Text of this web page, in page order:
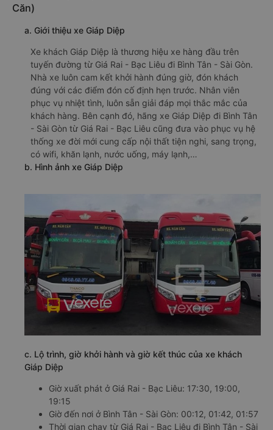
Căn)
a. Giới thiệu xe Giáp Diệp
Xe khách Giáp Diệp là thương hiệu xe hàng đầu trên
tuyến đường từ Giá Rai - Bạc Liêu đi Bình Tân - Sài Gòn.
Nhà xe luôn cam kết khởi hành đúng giờ, đón khách
đúng với các điểm đón cố định hẹn trước. Nhân viên
phục vụ nhiệt tình, luôn sẵn giải đáp mọi thắc mắc của
khách hàng. Bên cạnh đó, hãng xe Giáp Diệp đi Bình Tân
- Sài Gòn từ Giá Rai - Bạc Liêu cũng đưa vào phục vụ hệ
thống xe đời mới cung cấp nội thất tiện nghi, sang trọng,
có wifi, khăn lạnh, nước uống, máy lạnh,…
b. Hình ảnh xe Giáp Diệp
c. Lộ trình, giờ khởi hành và giờ kết thúc của xe khách
Giáp Diệp
Giờ xuất phát ở Giá Rai - Bạc Liêu: 17:30, 19:00,
19:15
Giờ đến nơi ở Bình Tân - Sài Gòn: 00:12, 01:42, 01:57
Thời gian chạy từ Giá Rai - Bạc Liêu đi Bình Tân - Sài